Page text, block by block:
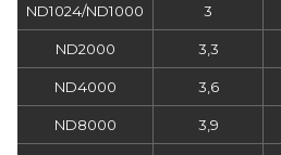
ND1024/ND1000 3
ND2000 3,3
ND4000 3,6
ND8000 3,9